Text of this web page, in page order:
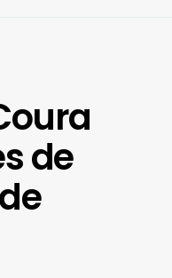
de